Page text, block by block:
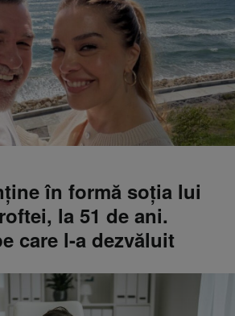
în formă soţia lui
la 51 de ani.
care l-a dezvăluit